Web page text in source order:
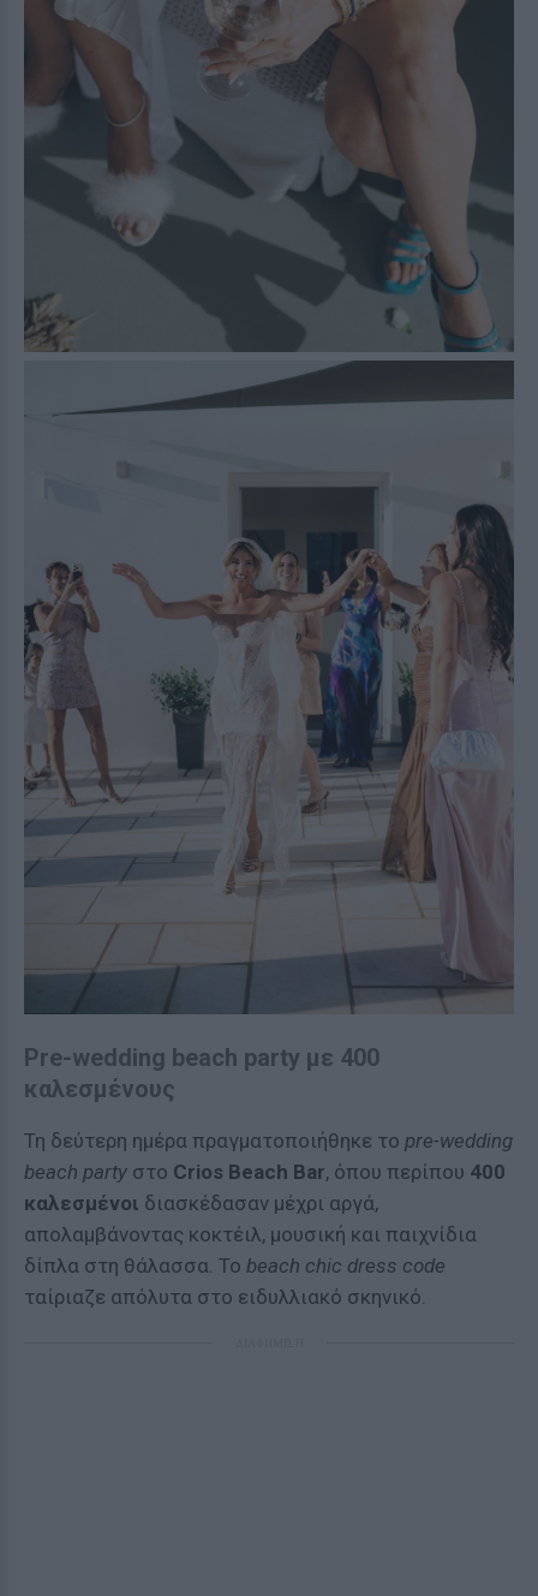
Pre-wedding beach party με 400
καλεσμένους
Τη δεύτερη ημέρα πραγματοποιήθηκε το pre-wedding
beach party στο Crios Beach Bar, όπου περίπου 400
καλεσμένοι διασκέδασαν μέχρι αργά,
απολαμβάνοντας κοκτέιλ, μουσική και παιχνίδια
δίπλα στη θάλασσα. Το beach chic dress code
ταίριαζε απόλυτα στο ειδυλλιακό σκηνικό.